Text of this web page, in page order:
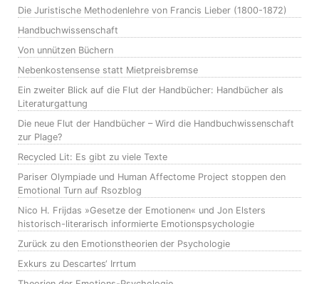
Die Juristische Methodenlehre von Francis Lieber (1800-1872)
Handbuchwissenschaft
Von unnützen Büchern
Nebenkostensense statt Mietpreisbremse
Ein zweiter Blick auf die Flut der Handbücher: Handbücher als
Literaturgattung
Die neue Flut der Handbücher – Wird die Handbuchwissenschaft
zur Plage?
Recycled Lit: Es gibt zu viele Texte
Pariser Olympiade und Human Affectome Project stoppen den
Emotional Turn auf Rsozblog
Nico H. Frijdas »Gesetze der Emotionen« und Jon Elsters
historisch-literarisch informierte Emotionspsychologie
Zurück zu den Emotionstheorien der Psychologie
Exkurs zu Descartes‘ Irrtum